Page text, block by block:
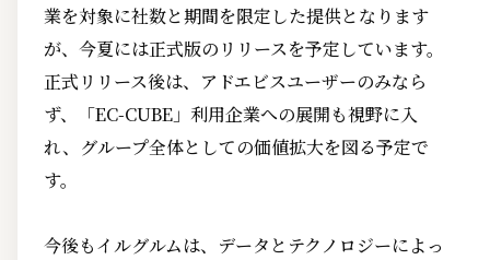
業を対象に社数と期間を限定した提供となります
が、今夏には正式版のリリースを予定しています。
正式リリース後は、アドエビスユーザーのみなら
ず、「EC-CUBE」利用企業への展開も視野に入
れ、グループ全体としての価値拡大を図る予定で
す。
今後もイルグルムは、データとテクノロジーによっ